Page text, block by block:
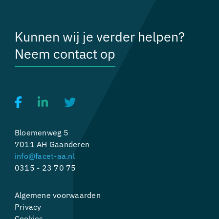
Kunnen wij je verder helpen?
Neem contact op
Bloemenweg 5
7011 AH Gaanderen
info@facet-aa.nl
0315 - 23 70 75
Algemene voorwaarden
Privacy